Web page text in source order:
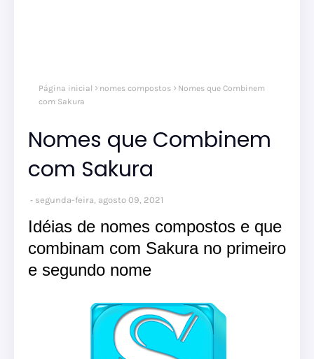
Página inicial nomes compostos
Nomes que Combinem
com Sakura
Nomes que Combinem
com Sakura
segunda-feira, agosto 09, 2021
Idéias de nomes compostos e que
combinam com Sakura no primeiro
e segundo nome